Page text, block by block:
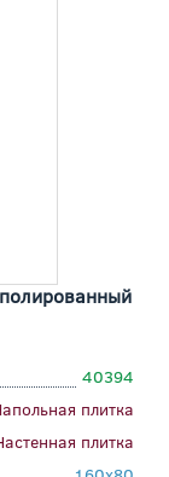
40394
плитка
плитка